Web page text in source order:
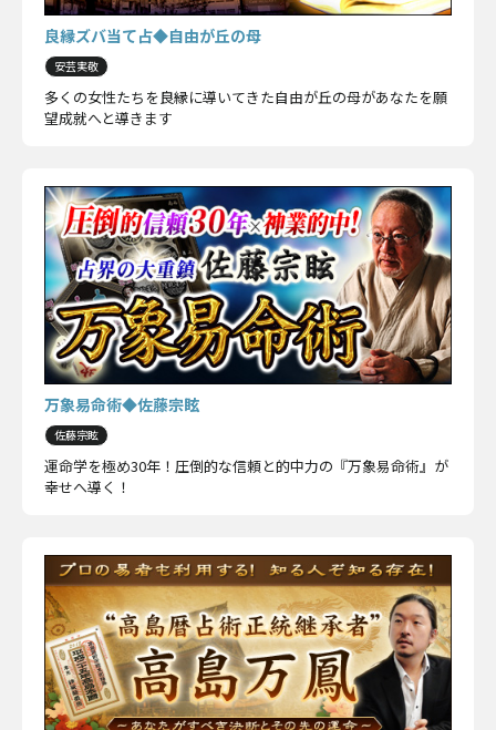
良縁ズバ当て占◆自由が丘の母
安芸実敬
多くの女性たちを良縁に導いてきた自由が丘の母があなたを願
望成就へと導きます
万象易命術◆佐藤宗眩
佐藤宗眩
運命学を極め30年！圧倒的な信頼と的中力の『万象易命術』が
幸せへ導く！